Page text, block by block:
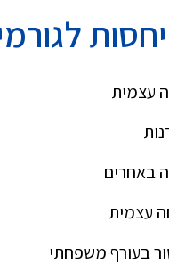
עצמית
באחרים
עצמית
בעורף משפחתי